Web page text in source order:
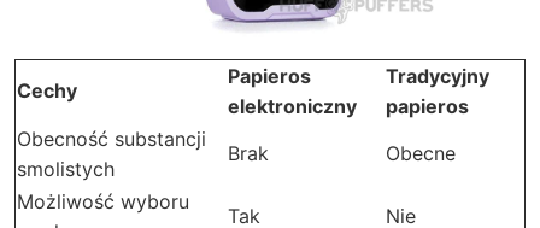
Cechy
Papieros
elektroniczny
Tradycyjny
papieros
Obecność substancji
smolistych
Brak
Obecne
Możliwość wyboru
Tak Nie